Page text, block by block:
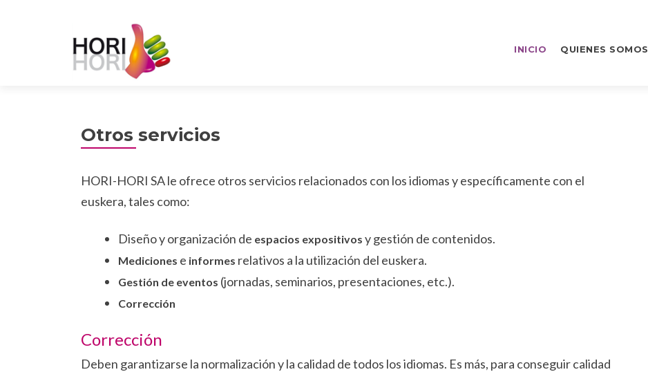
al
INICIO QUIENES SOMOS
Otros servicios
HORI-HORI SA le ofrece otros servicios relacionados con los idiomas y específicamente con el
euskera, tales como:
Diseño y organización de espacios expositivos y gestión de contenidos.
Mediciones e informes relativos a la utilización del euskera.
Gestión de eventos (jornadas, seminarios, presentaciones, etc.).
Corrección
Corrección
Deben garantizarse la normalización y la calidad de todos los idiomas. Es más, para conseguir calidad